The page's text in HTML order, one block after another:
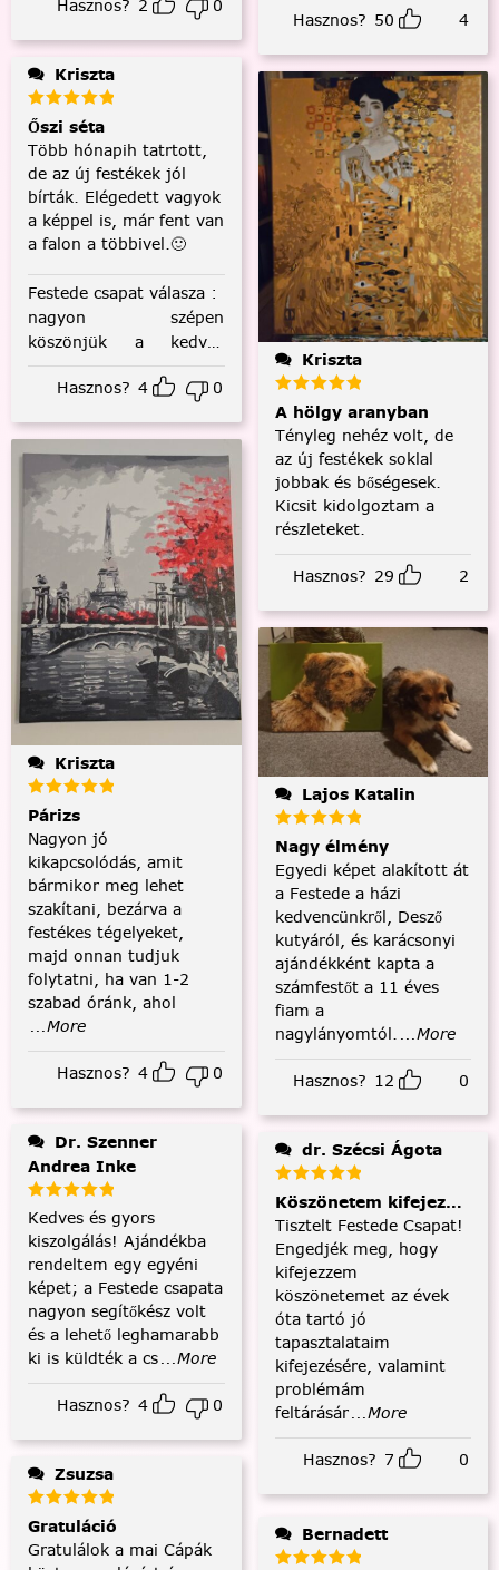
Hasznos? 2 0
Kriszta
Őszi séta
Több hónapih tatrtott,
de az új festékek jól
bírták. Elégedett vagyok
a képpel is, már fent van
a falon a többivel.🙂
Festede csapat válasza :
nagyon szépen
köszönjük a kedves
visszajelzést! :)
Hasznos? 4 0
Kriszta
Párizs
Nagyon jó
kikapcsolódás, amit
bármikor meg lehet
szakítani, bezárva a
festékes tégelyeket,
majd onnan tudjuk
folytatni, ha van 1-2
szabad óránk, ahol
...More
Hasznos? 4 0
Andrea Inke
Kedves és gyors
kiszolgálás! Ajándékba
rendeltem egy egyéni
képet; a Festede csapata
nagyon segítőkész volt
és a lehető leghamarabb
ki is küldték a cs...More
Hasznos? 4 0
Zsuzsa
Gratuláció
Gratulálok a mai Cápák
Hasznos? 50 4
Kriszta
A hölgy aranyban
Tényleg nehéz volt, de
az új festékek soklal
jobbak és bőségesek.
Kicsit kidolgoztam a
részleteket.
Hasznos? 29 2
Lajos Katalin
Nagy élmény
Egyedi képet alakított át
a Festede a házi
kedvencünkről, Desző
kutyáról, és karácsonyi
ajándékként kapta a
számfestőt a 11 éves
fiam a
nagylányomtól. ...More
Hasznos? 12 0
dr. Szécsi Ágota
Köszönetem kifejezése
Tisztelt Festede Csapat!
Engedjék meg, hogy
kifejezzem
köszönetemet az évek
óta tartó jó
tapasztalataim
kifejezésére, valamint
problémám
feltárásár...More
Hasznos? 7 0
Bernadett